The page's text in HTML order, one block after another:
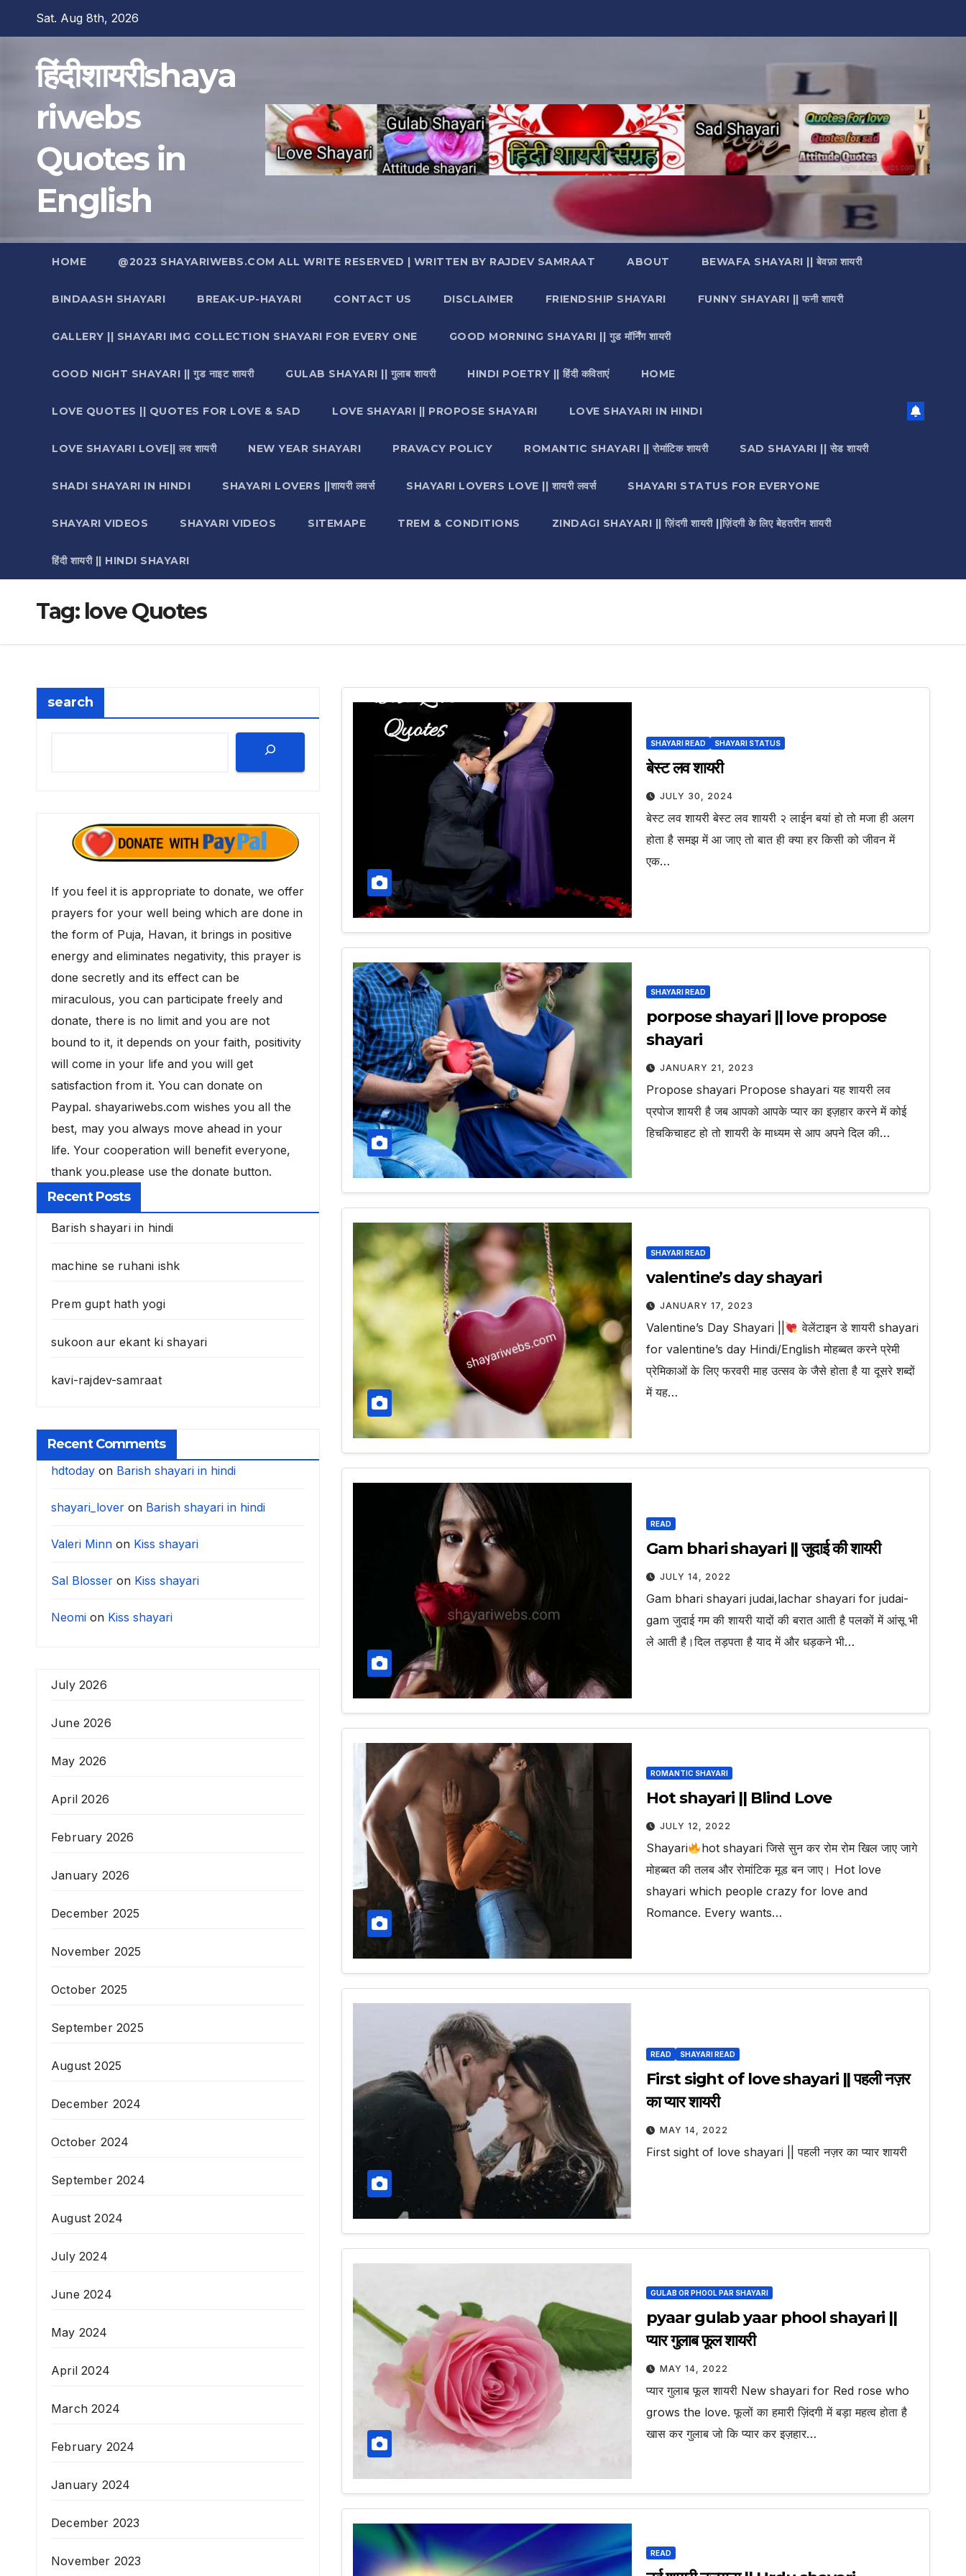
Sat. Aug 8th, 2026
हिंदीशायरीshaya
riwebs
Quotes in
English
HOME @2023 SHAYARIWEBS.COM ALL WRITE RESERVED | WRITTEN BY RAJDEV SAMRAAT ABOUT BEWAFA SHAYARI || बेवफ़ा शायरी
BINDAASH SHAYARI BREAK-UP-HAYARI CONTACT US DISCLAIMER FRIENDSHIP SHAYARI FUNNY SHAYARI || फनी शायरी
GALLERY || SHAYARI IMG COLLECTION SHAYARI FOR EVERY ONE GOOD MORNING SHAYARI || गुड मॉर्निंग शायरी
GOOD NIGHT SHAYARI || गुड नाइट शायरी GULAB SHAYARI || गुलाब शायरी HINDI POETRY || हिंदी कविताएं HOME
LOVE QUOTES || QUOTES FOR LOVE & SAD LOVE SHAYARI || PROPOSE SHAYARI LOVE SHAYARI IN HINDI
LOVE SHAYARI LOVE|| लव शायरी NEW YEAR SHAYARI PRAVACY POLICY ROMANTIC SHAYARI || रोमांटिक शायरी SAD SHAYARI || सेड शायरी
SHADI SHAYARI IN HINDI SHAYARI LOVERS ||शायरी लवर्स SHAYARI LOVERS LOVE || शायरी लवर्स SHAYARI STATUS FOR EVERYONE
SHAYARI VIDEOS SHAYARI VIDEOS SITEMAPE TREM & CONDITIONS ZINDAGI SHAYARI || ज़िंदगी शायरी ||ज़िंदगी के लिए बेहतरीन शायरी
हिंदी शायरी || HINDI SHAYARI
Tag: love Quotes
search
If you feel it is appropriate to donate, we offer
prayers for your well being which are done in
the form of Puja, Havan, it brings in positive
energy and eliminates negativity, this prayer is
done secretly and its effect can be
miraculous, you can participate freely and
donate, there is no limit and you are not
bound to it, it depends on your faith, positivity
will come in your life and you will get
satisfaction from it. You can donate on
Paypal. shayariwebs.com wishes you all the
best, may you always move ahead in your
life. Your cooperation will benefit everyone,
thank you.please use the donate button.
Recent Posts
Barish shayari in hindi
machine se ruhani ishk
Prem gupt hath yogi
sukoon aur ekant ki shayari
kavi-rajdev-samraat
Recent Comments
hdtoday on Barish shayari in hindi
shayari_lover on Barish shayari in hindi
Valeri Minn on Kiss shayari
Sal Blosser on Kiss shayari
Neomi on Kiss shayari
July 2026
June 2026
May 2026
April 2026
February 2026
January 2026
December 2025
November 2025
October 2025
September 2025
August 2025
December 2024
October 2024
September 2024
August 2024
July 2024
June 2024
May 2024
April 2024
March 2024
February 2024
January 2024
December 2023
November 2023
SHAYARI READ SHAYARI STATUS
बेस्ट लव शायरी
JULY 30, 2024
बेस्ट लव शायरी बेस्ट लव शायरी २ लाईन बयां हो तो मजा ही अलग
होता है समझ में आ जाए तो बात ही क्या हर किसी को जीवन में
एक…
SHAYARI READ
porpose shayari || love propose
shayari
JANUARY 21, 2023
Propose shayari Propose shayari यह शायरी लव
प्रपोज शायरी है जब आपको आपके प्यार का इज़हार करने में कोई
हिचकिचाहट हो तो शायरी के माध्यम से आप अपने दिल की…
SHAYARI READ
valentine’s day shayari
JANUARY 17, 2023
Valentine’s Day Shayari ||
वेलेंटाइन डे शायरी shayari
for valentine’s day Hindi/English मोहब्बत करने प्रेमी
प्रेमिकाओं के लिए फरवरी माह उत्सव के जैसे होता है या दूसरे शब्दों
में यह…
READ
Gam bhari shayari || जुदाई की शायरी
JULY 14, 2022
Gam bhari shayari judai,lachar shayari for judai-
gam जुदाई गम की शायरी यादों की बरात आती है पलकों में आंसू भी
ले आती है।दिल तड़पता है याद में और धड़कने भी…
ROMANTIC SHAYARI
Hot shayari || Blind Love
JULY 12, 2022
Shayari
hot shayari जिसे सुन कर रोम रोम खिल जाए जागे
मोहब्बत की तलब और रोमांटिक मूड बन जाए। Hot love
shayari which people crazy for love and
Romance. Every wants…
READ SHAYARI READ
First sight of love shayari || पहली नज़र
का प्यार शायरी
MAY 14, 2022
First sight of love shayari || पहली नज़र का प्यार शायरी
GULAB OR PHOOL PAR SHAYARI
pyaar gulab yaar phool shayari ||
प्यार गुलाब फूल शायरी
MAY 14, 2022
प्यार गुलाब फूल शायरी New shayari for Red rose who
grows the love. फूलों का हमारी ज़िंदगी में बड़ा महत्व होता है
खास कर गुलाब जो कि प्यार कर इज़हार…
READ